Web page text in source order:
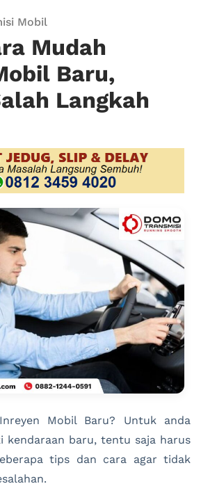
Mobil
Mudah
Baru,
Langkah
Mobil Baru? Untuk anda
kendaraan baru, tentu saja harus
tips dan cara agar tidak